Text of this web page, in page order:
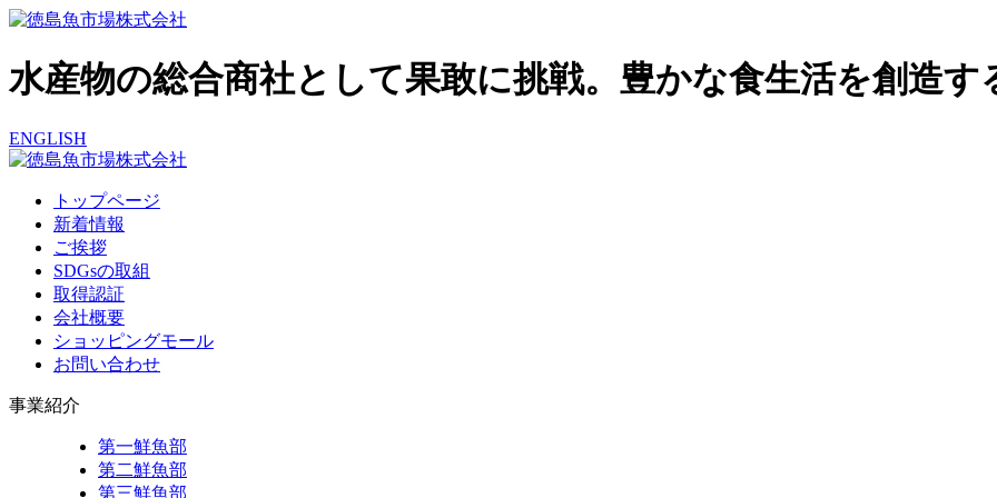
水産物の総合商社として果敢に挑戦。豊かな食生活を創造す
ENGLISH
トップページ
新着情報
ご挨拶
SDGsの取組
取得認証
会社概要
ショッピングモール
お問い合わせ
事業紹介
第一鮮魚部
第二鮮魚部
第三鮮魚部